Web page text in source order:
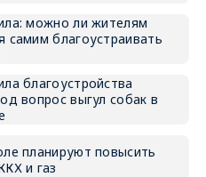
можно ли жителям
самим благоустраивать
благоустройства
вопрос выгул собак в
планируют повысить
и газ